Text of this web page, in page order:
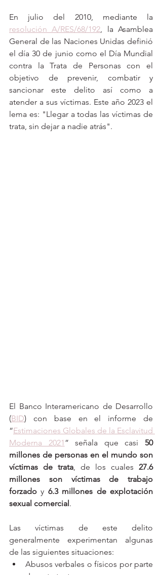
resolución A/RES/68/192, la Asamblea
General de las Naciones Unidas definió
el día 30 de junio como el Día Mundial
contra la Trata de Personas con el
objetivo de prevenir, combatir y
sancionar este delito así como a
atender a sus víctimas. Este año 2023 el
lema es: "Llegar a todas las víctimas de
trata, sin dejar a nadie atrás".
El Banco Interamericano de Desarrollo
(BID) con base en el informe de
“Estimaciones Globales de la Esclavitud
Moderna 2021 ” señala que casi 50
millones de personas en el mundo son
víctimas de trata , de los cuales 27.6
millones son víctimas de trabajo
forzado y 6.3 millones de explotación
sexual comercial.
Las víctimas de este delito
generalmente experimentan algunas
de las siguientes situaciones:
Abusos verbales o físicos por parte